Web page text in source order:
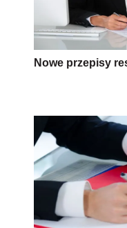
Nowe przepisy